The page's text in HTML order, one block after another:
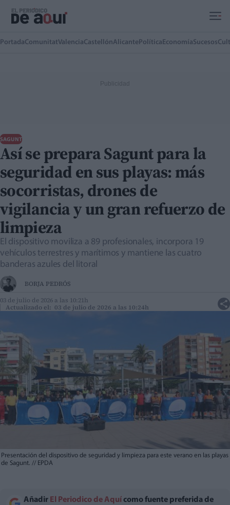
PortadaComunitatValenciaCastellónAlicante Política EconomíaSucesos
SAGUNT
Así se prepara Sagunt para la
seguridad en sus playas: más
socorristas, drones de
vigilancia y un gran refuerzo de
limpieza
El dispositivo moviliza a 89 profesionales, incorpora 19
vehículos terrestres y marítimos y mantiene las cuatro
banderas azules del litoral
BORJA PEDRÓS
03 de julio de 2026 a las 10:21h
Actualizado el: 03 de julio de 2026 a las 10:24h
Presentación del dispositivo de seguridad y limpieza para este verano en las playas
de Sagunt. // EPDA
Añadir El Periodico de Aquí como fuente preferida de